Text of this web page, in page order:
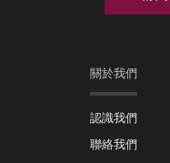
關於我們
認識我們
聯絡我們